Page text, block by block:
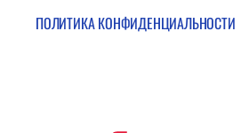
ПОЛИТИКА КОНФИДЕНЦИАЛЬНОСТИ